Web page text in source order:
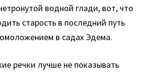
водной глади, вот, что
старость в последний путь
в садах Эдема.
речки лучше не показывать